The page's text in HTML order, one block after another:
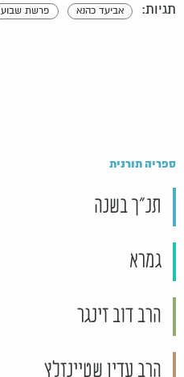
תגיות: אביעד כהנא פרשת שבוע
ספריה תורנית
תנ"ך בשנה
גמרא
הרב דוב זינגר
הרב עדין שטיינזלץ